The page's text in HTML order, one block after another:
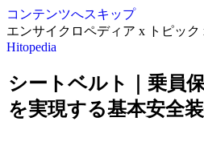
コンテンツへスキップ
エンサイクロペディア x トピック
Hitopedia
シートベルト｜乗員
を実現する基本安全